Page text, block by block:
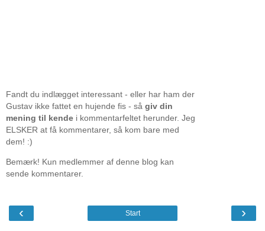
Fandt du indlægget interessant - eller har ham der
Gustav ikke fattet en hujende fis - så giv din
mening til kende i kommentarfeltet herunder. Jeg
ELSKER at få kommentarer, så kom bare med
dem! :)
Bemærk! Kun medlemmer af denne blog kan
sende kommentarer.
‹ ›
Start